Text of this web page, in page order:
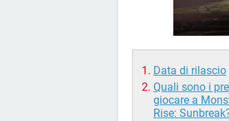
Data di rilascio
Quali sono i
giocare a
Rise: